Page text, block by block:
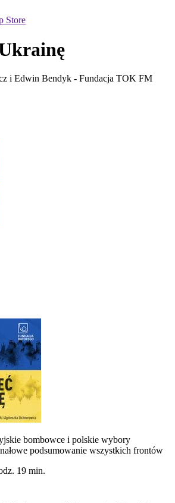
Store
i Edwin Bendyk - Fundacja TOK FM
bombowce i polskie wybory
podsumowanie wszystkich frontów
19 min.